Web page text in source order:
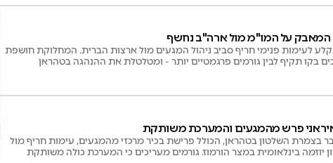
המאבק על המו"מ מול ארה"ב נחשף
לעימות פנימי חריף סביב ניהול המגעים מול ארצות הברית. המחלוקת חושפת
בקו תקיף לבין גורמים פרגמטיים יותר - ומטלטלת את ההנהגה בטהראן
פרש מהמגעים והמערכת משותקת
בצמרת השלטון בטהראן, הכולל פרישת בכיר מרכזי מהמגעים, עימות חריף מול
יוזמה בינלאומית במצר הורמוז. גורמים מעריכים כי המערכת כולה משותקת